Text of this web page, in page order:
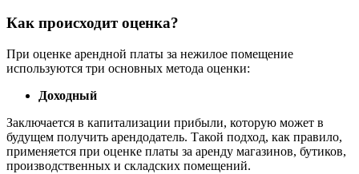
Как происходит оценка?
При оценке арендной платы за нежилое помещение
используются три основных метода оценки:
Доходный
Заключается в капитализации прибыли, которую может в
будущем получить арендодатель. Такой подход, как правило,
применяется при оценке платы за аренду магазинов, бутиков,
производственных и складских помещений.